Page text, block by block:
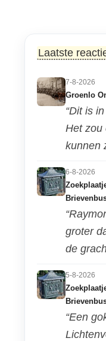
Laatste
7-8-2026
Groenlo
“Dit is
Het zou
kunnen
6-8-2026
groter
de
5-8-2026
“Een